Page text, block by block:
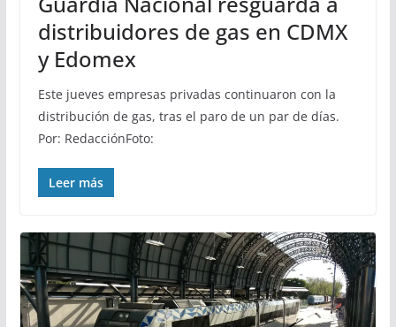
distribuidores de gas en CDMX
y Edomex
Este jueves empresas privadas continuaron con la
distribución de gas, tras el paro de un par de días.
Por: RedacciónFoto:
Leer más